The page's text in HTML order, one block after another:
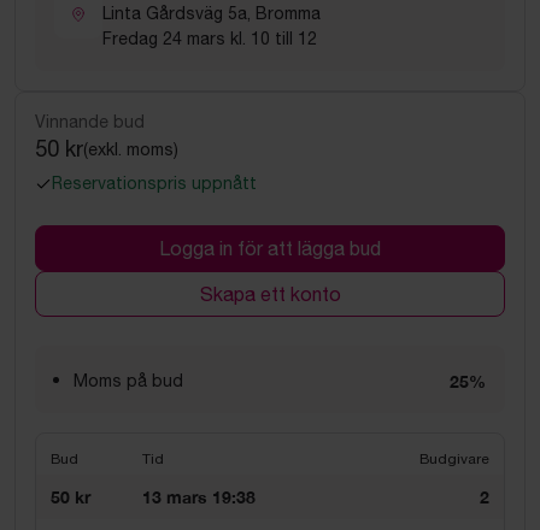
Linta Gårdsväg 5a, Bromma
Fredag 24 mars kl. 10 till 12
Vinnande bud
50 kr(exkl. moms)
Reservationspris uppnått
Logga in för att lägga bud
Skapa ett konto
Moms på bud 25%
Bud Tid Budgivare
50 kr 13 mars 19:38 2